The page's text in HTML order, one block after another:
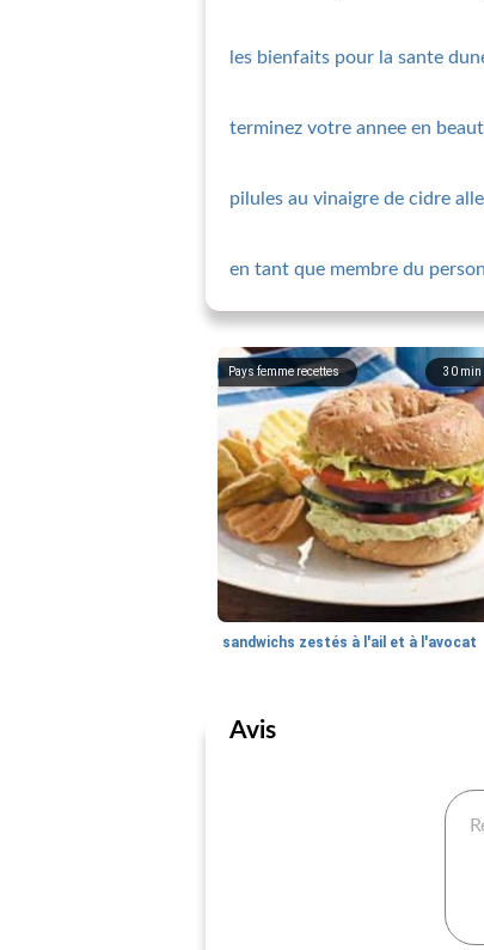
les bienfaits pour la sante
terminez votre annee en
pilules au vinaigre de cidre
en tant que membre du
30 min
Pays femme recettes
sandwichs zestés à l'ail et à l'avocat
Avis